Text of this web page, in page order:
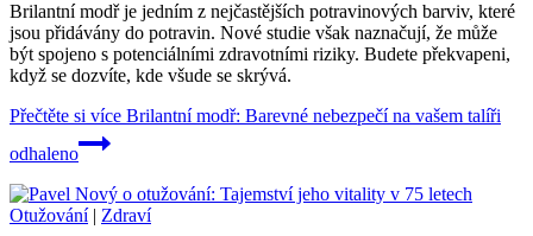
Brilantní modř je jedním z nejčastějších potravinových barviv, které
jsou přidávány do potravin. Nové studie však naznačují, že může
být spojeno s potenciálními zdravotními riziky. Budete překvapeni,
když se dozvíte, kde všude se skrývá.
Přečtěte si více Brilantní modř: Barevné nebezpečí na vašem talíři
odhaleno
Otužování| Zdraví